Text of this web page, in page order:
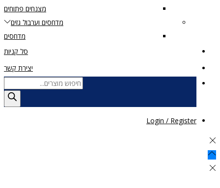
מצנחים פתוחים
מדחסים וערבול גזים
מדחסים
סל קניות
יצירת קשר
Products
Login / Register